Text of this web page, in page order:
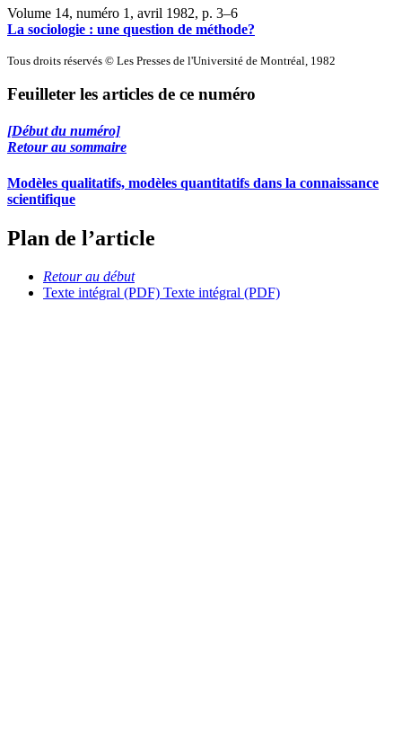
Volume 14, numéro 1, avril 1982, p. 3–6
La sociologie : une question de méthode?
Tous droits réservés © Les Presses de l'Université de Montréal, 1982
Feuilleter les articles de ce numéro
[Début du numéro]
Retour au sommaire
Modèles qualitatifs, modèles quantitatifs dans la connaissance
scientifique
Plan de l’article
Retour au début
Texte intégral (PDF) Texte intégral (PDF)